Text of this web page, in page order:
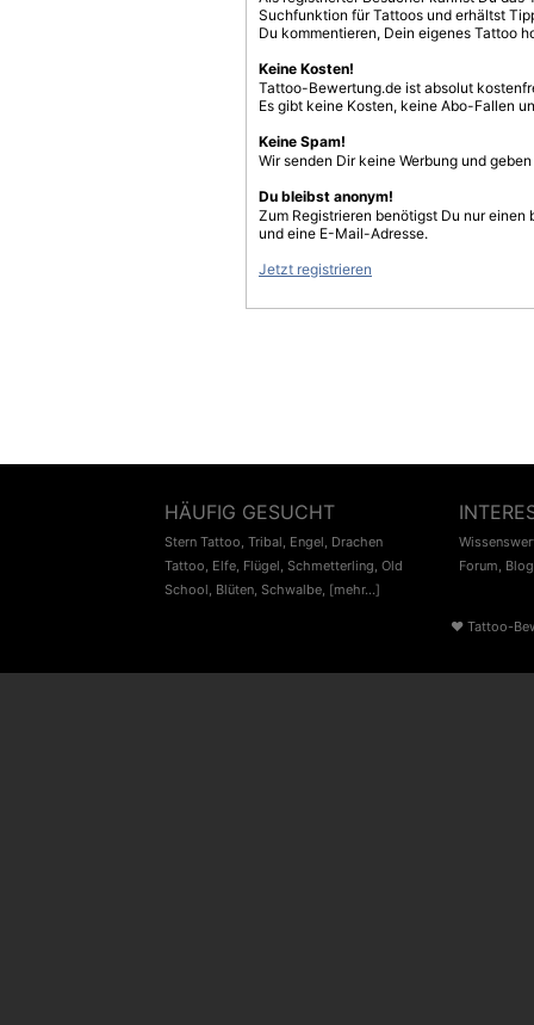
Suchfunktion für Tattoos und erhältst
Du kommentieren, Dein eigenes Tattoo
Keine Kosten!
Tattoo-Bewertung.de ist absolut
Es gibt keine Kosten, keine Abo-Fallen
Keine Spam!
Wir senden Dir keine Werbung und
Du bleibst anonym!
Zum Registrieren benötigst Du nur einen
und eine E-Mail-Adresse.
Jetzt registrieren
HÄUFIG GESUCHT
Stern Tattoo, Tribal, Engel, Drachen
Tattoo, Elfe, Flügel, Schmetterling, Old
School, Blüten, Schwalbe, [mehr...]
Forum, Blog
♥ Tattoo-